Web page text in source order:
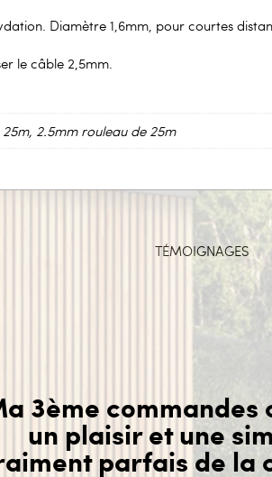
Diamètre 1,6mm, pour courtes
le câble 2,5mm.
2.5mm rouleau de 25m
TÉMOIGNAGES
3ème commandes
un plaisir et une
parfais de la